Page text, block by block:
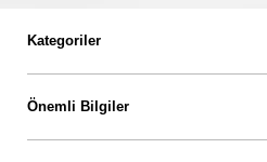
Kategoriler
Önemli Bilgiler